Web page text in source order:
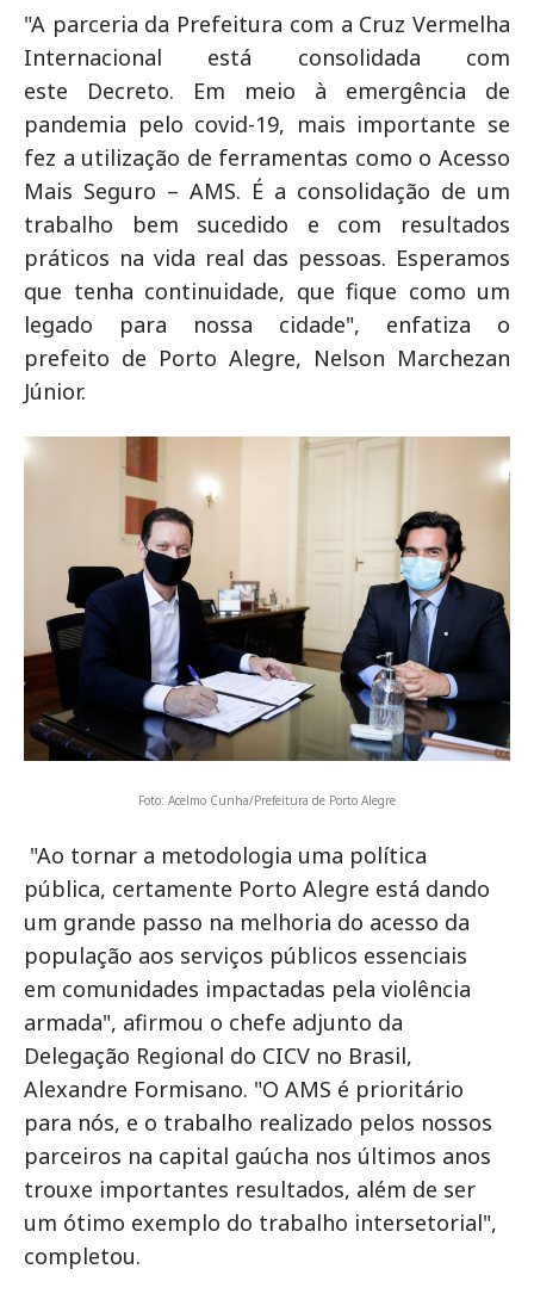
"A parceria da Prefeitura com a Cruz Vermelha
Internacional está consolidada com
este Decreto. Em meio à emergência de
pandemia pelo covid-19, mais importante se
fez a utilização de ferramentas como o Acesso
Mais Seguro – AMS. É a consolidação de um
trabalho bem sucedido e com resultados
práticos na vida real das pessoas. Esperamos
que tenha continuidade, que fique como um
legado para nossa cidade", enfatiza o
prefeito de Porto Alegre, Nelson Marchezan
Júnior.
Foto: Acelmo Cunha/Prefeitura de Porto Alegre
"Ao tornar a metodologia uma política
pública, certamente Porto Alegre está dando
um grande passo na melhoria do acesso da
população aos serviços públicos essenciais
em comunidades impactadas pela violência
armada", afirmou o chefe adjunto da
Delegação Regional do CICV no Brasil,
Alexandre Formisano. "O AMS é prioritário
para nós, e o trabalho realizado pelos nossos
parceiros na capital gaúcha nos últimos anos
trouxe importantes resultados, além de ser
um ótimo exemplo do trabalho intersetorial",
completou.